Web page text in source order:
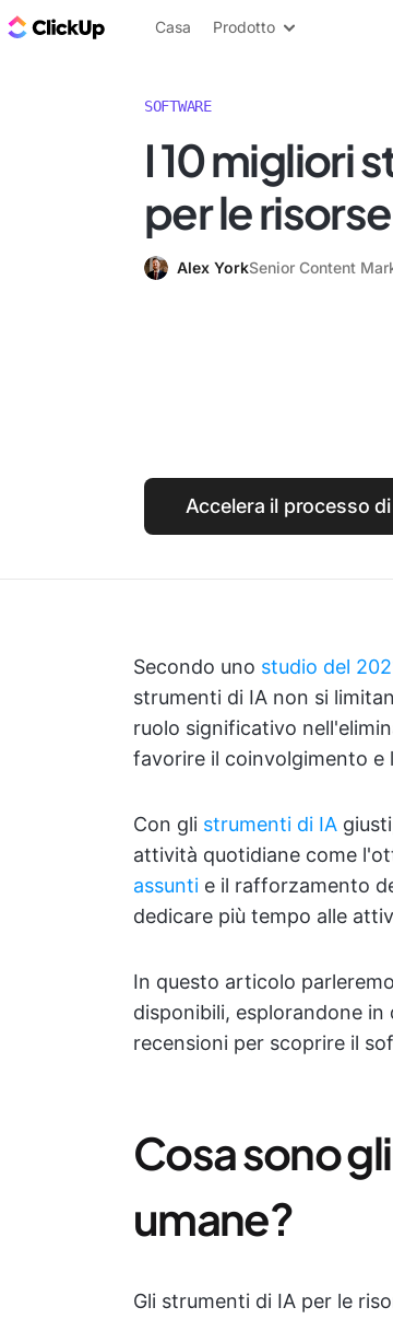
Blog di ClickUp
Casa Prodotto
SOFTWARE
I 10 migliori
per le
Alex YorkSenior Content
Accelera il processo
Secondo uno studio del
strumenti di IA non si
ruolo significativo
favorire il coinvolgimento
Con gli strumenti di IA
attività quotidiane come
assunti e il rafforzamento
dedicare più tempo alle
In questo articolo
disponibili, esplorandone
recensioni per scoprire il
Cosa sono
umane?
Gli strumenti di IA per le